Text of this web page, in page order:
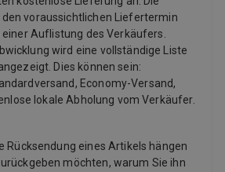
voraussichtlichen Liefertermin
Auflistung des Verkäufers.
wird eine vollständige Liste
Dies können sein:
Economy-Versand,
lokale Abholung vom Verkäufer.
Rücksendung eines Artikels hängen
möchten, warum Sie ihn